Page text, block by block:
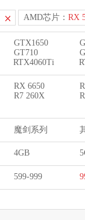
AMD芯片： RX
GTX1650
GT710
RTX4060Ti
RX 6650
R7 260X
魔剑系列
4GB
599-999